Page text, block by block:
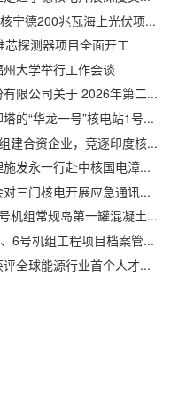
“核光互补”！中广核宁德200兆瓦海上光伏项目全容量并网发电
芯探测器项目全面开工
州大学举行工作会谈
中国广核电力股份有限公司关于 2026年第二季度运营情况的公告
我国首个采用冷却塔的“华龙一号”核电站1号冷却塔第一对人字柱顺利浇筑完成
Konstelec与HCC组建合资企业，竞逐印度核基础设施EPC项目
中核二三副总经理施发永一行赴中核国电漳州能源有限公司交流拜访
中国核能行业协会对三门核电开展应急通讯能力提升成员支持活动
中广核宁德核电6号机组常规岛第一罐混凝土浇筑完成
陆丰核电1、2、5、6号机组工程项目档案管理同行评估圆满完成
中广核宁德核电获评全球能源行业首个人才灯塔工厂